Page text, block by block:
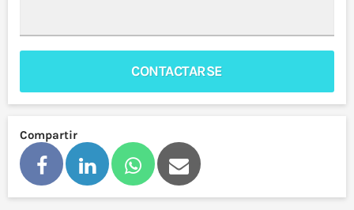
CONTACTARSE
Compartir